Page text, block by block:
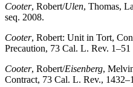
Cooter, Robert/Ulen, Thomas,
seq. 2008.
Cooter, Robert: Unit in Tort,
Precaution, 73 Cal. L. Rev. 1–51
Cooter, Robert/Eisenberg,
Contract, 73 Cal. L. Rev.,